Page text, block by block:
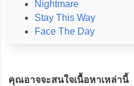
Nightmare
Stay This Way
Face The Day
คุณอาจจะสนใจเนื้อหาเหล่านี้